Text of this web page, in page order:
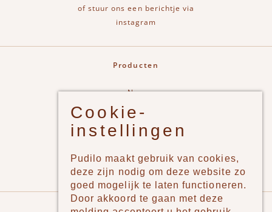
of stuur ons een berichtje via
instagram
Producten
New
Jongens
Meisjes
Merken
Cookie-
instellingen
Pudilo maakt gebruik van cookies,
deze zijn nodig om deze website zo
goed mogelijk te laten functioneren.
Door akkoord te gaan met deze